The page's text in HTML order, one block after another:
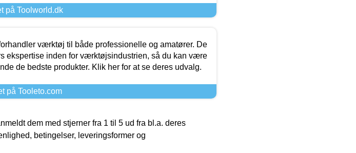
på Toolworld.dk
værktøj til både professionelle og amatører. De
ekspertise inden for værktøjsindustrien, så du kan være
de bedste produkter. Klik her for at se deres udvalg.
på Tooleto.com
dem med stjerner fra 1 til 5 ud fra bl.a. deres
betingelser, leveringsformer og